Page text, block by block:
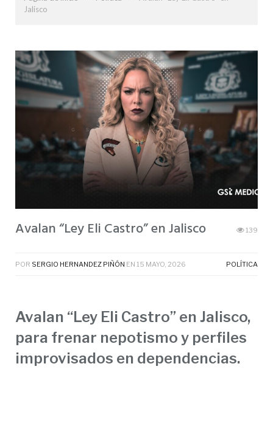
Jalisco
Avalan “Ley Eli Castro” en Jalisco 139
POR SERGIO HERNANDEZ PIÑÓN EN 15 MAYO, 2026 POLÍTICA
Avalan “Ley Eli Castro” en Jalisco,
para frenar nepotismo y perfiles
improvisados en dependencias.